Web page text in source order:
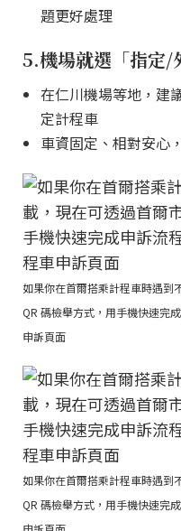
題更好處理
5.機場就選「指定/
在仁川機場等地，建
定計程車
車資固定、相對安心
如果你在首爾搭乘計程車時遇到
QR 碼檢舉方式，用手機快速完
申訴頁面
如果你在首爾搭乘計程車時遇到
QR 碼檢舉方式，用手機快速完